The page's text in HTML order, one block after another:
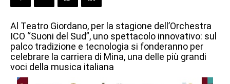
Al Teatro Giordano, per la stagione dell’Orchestra
ICO “Suoni del Sud”, uno spettacolo innovativo: sul
palco tradizione e tecnologia si fonderanno per
celebrare la carriera di Mina, una delle più grandi
voci della musica italiana